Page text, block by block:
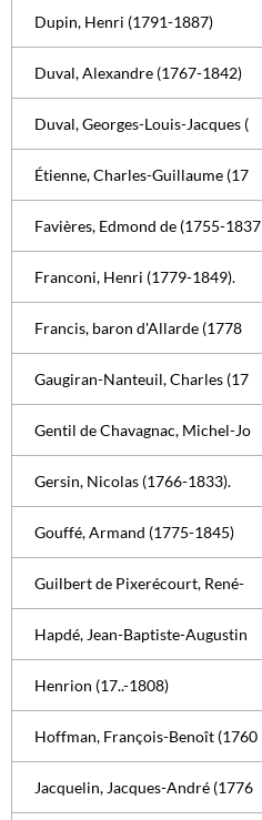
Dupin, Henri (1791-1887)
Duval, Alexandre (1767-1842)
Duval, Georges-Louis-Jacques (
Étienne, Charles-Guillaume (17
Favières, Edmond de (1755-1837
Franconi, Henri (1779-1849).
Francis, baron d'Allarde (1778
Gaugiran-Nanteuil, Charles (17
Gentil de Chavagnac, Michel-Jo
Gersin, Nicolas (1766-1833).
Gouffé, Armand (1775-1845)
Guilbert de Pixerécourt, René-
Hapdé, Jean-Baptiste-Augustin
Henrion (17..-1808)
Hoffman, François-Benoît (1760
Jacquelin, Jacques-André (1776